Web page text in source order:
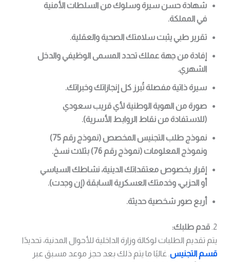
شهادة حسن سيرة وسلوك من السلطات الأمنية
في المملكة.
تقرير طبي يثبت سلامتك الصحية والعقلية.
إفادة من جهة عملك تحدد المسمى الوظيفي والدخل
الشهري.
سيرة ذاتية مفصلة تُبرز كل إنجازاتك وخبراتك.
صورة من الهوية الوطنية لأي قريب سعودي
(للاستفادة من نقاط الروابط الأسرية).
نموذج طلب التجنيس المخصص (نموذج رقم 75)
ونموذج المعلومات (نموذج رقم 76) بثلاث نسخ.
إقرار بخصوص معتقداتك الدينية، نشاطك السياسي
أو الحزبي، وخدمتك العسكرية السابقة (إن وجدت).
أربع صور شخصية حديثة.
2. قدم طلبك:
يتم تقديم الطلبات لوكالة وزارة الداخلية للأحوال المدنية، تحديدًا
قسم التجنيس. غالبًا ما يتم ذلك بعد حجز موعد مسبق عبر